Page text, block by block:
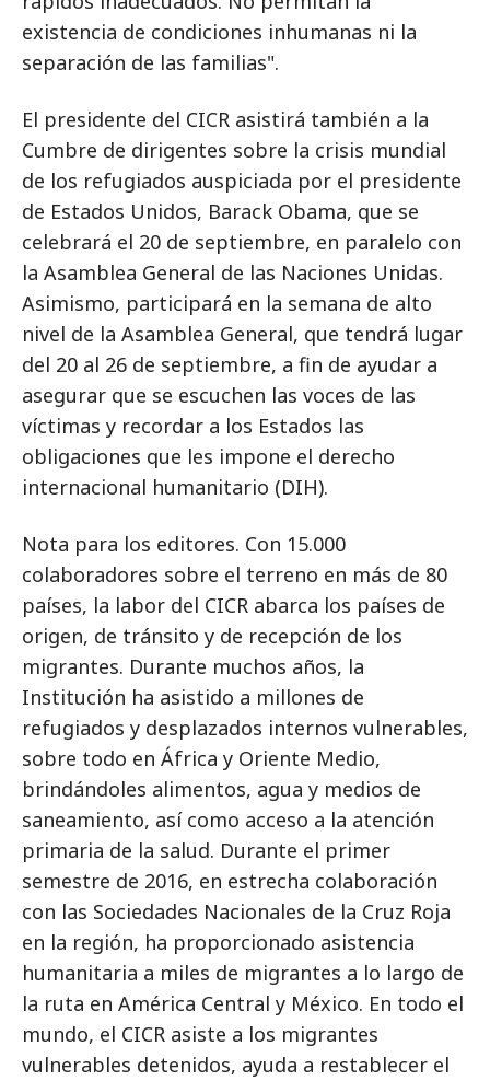
existencia de condiciones inhumanas ni la
separación de las familias".
El presidente del CICR asistirá también a la
Cumbre de dirigentes sobre la crisis mundial
de los refugiados auspiciada por el presidente
de Estados Unidos, Barack Obama, que se
celebrará el 20 de septiembre, en paralelo con
la Asamblea General de las Naciones Unidas.
Asimismo, participará en la semana de alto
nivel de la Asamblea General, que tendrá lugar
del 20 al 26 de septiembre, a fin de ayudar a
asegurar que se escuchen las voces de las
víctimas y recordar a los Estados las
obligaciones que les impone el derecho
internacional humanitario (DIH).
Nota para los editores. Con 15.000
colaboradores sobre el terreno en más de 80
países, la labor del CICR abarca los países de
origen, de tránsito y de recepción de los
migrantes. Durante muchos años, la
Institución ha asistido a millones de
refugiados y desplazados internos vulnerables,
sobre todo en África y Oriente Medio,
brindándoles alimentos, agua y medios de
saneamiento, así como acceso a la atención
primaria de la salud. Durante el primer
semestre de 2016, en estrecha colaboración
con las Sociedades Nacionales de la Cruz Roja
en la región, ha proporcionado asistencia
humanitaria a miles de migrantes a lo largo de
la ruta en América Central y México. En todo el
mundo, el CICR asiste a los migrantes
vulnerables detenidos, ayuda a restablecer el